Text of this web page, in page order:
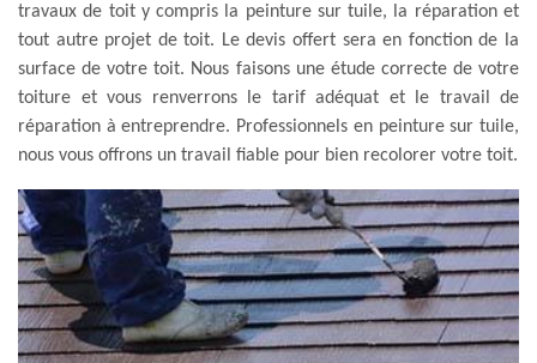
travaux de toit y compris la peinture sur tuile, la réparation et
tout autre projet de toit. Le devis offert sera en fonction de la
surface de votre toit. Nous faisons une étude correcte de votre
toiture et vous renverrons le tarif adéquat et le travail de
réparation à entreprendre. Professionnels en peinture sur tuile,
nous vous offrons un travail fiable pour bien recolorer votre toit.